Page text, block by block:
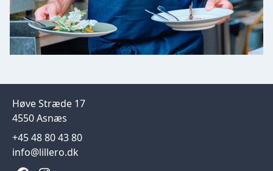
Høve Stræde 17
4550 Asnæs
+45 48 80 43 80
info@lillero.dk